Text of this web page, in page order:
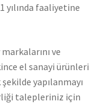
yılında faaliyetine
ve
el sanayi ürünleri
yapılanmayı
talepleriniz için